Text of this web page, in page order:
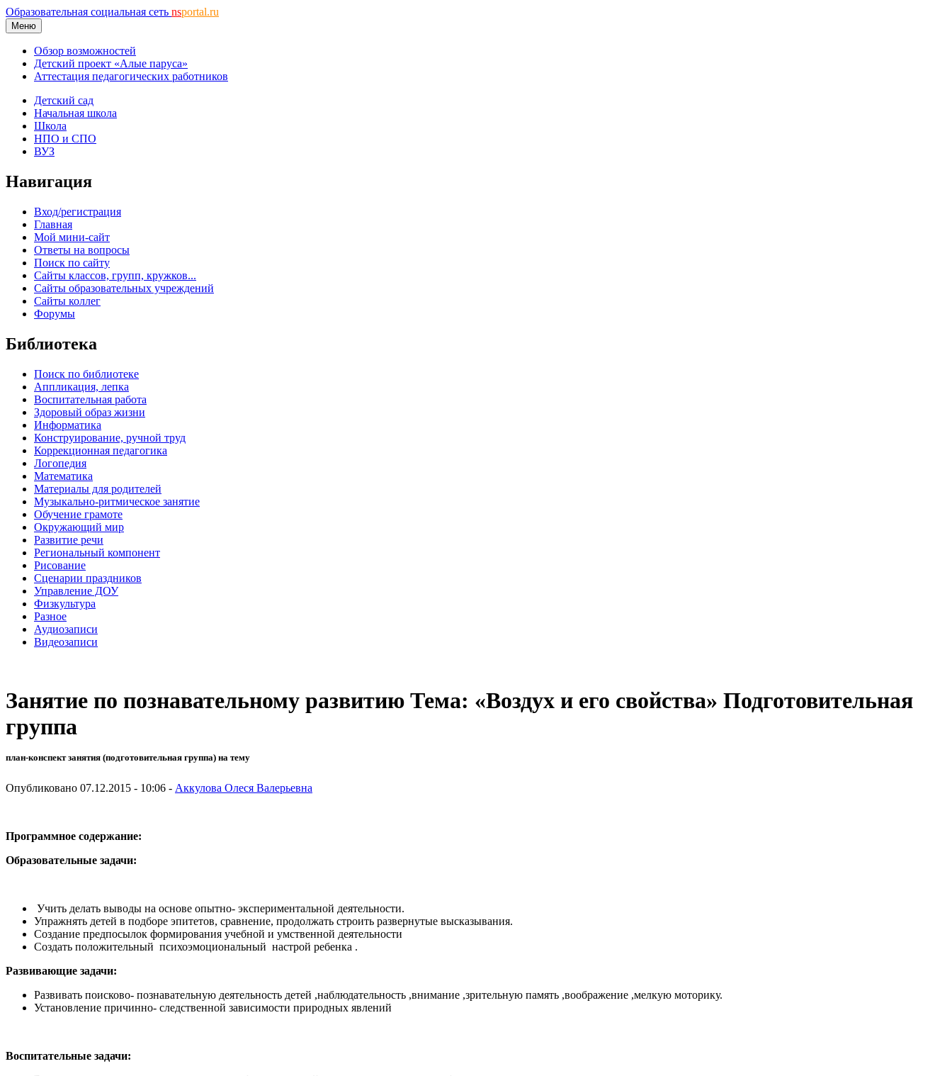
Образовательная социальная сеть nsportal.ru
Меню
Обзор возможностей
Детский проект «Алые паруса»
Аттестация педагогических работников
Детский сад
Начальная школа
Школа
НПО и СПО
ВУЗ
Навигация
Вход/регистрация
Главная
Мой мини-сайт
Ответы на вопросы
Поиск по сайту
Сайты классов, групп, кружков...
Сайты образовательных учреждений
Сайты коллег
Форумы
Библиотека
Поиск по библиотеке
Аппликация, лепка
Воспитательная работа
Здоровый образ жизни
Информатика
Конструирование, ручной труд
Коррекционная педагогика
Логопедия
Математика
Материалы для родителей
Музыкально-ритмическое занятие
Обучение грамоте
Окружающий мир
Развитие речи
Региональный компонент
Рисование
Сценарии праздников
Управление ДОУ
Физкультура
Разное
Аудиозаписи
Видеозаписи
Занятие по познавательному развитию Тема: «Воздух и его свойства» Подготовительная
группа
план-конспект занятия (подготовительная группа) на тему
Опубликовано 07.12.2015 - 10:06 - Аккулова Олеся Валерьевна
Программное содержание:
Образовательные задачи:
Учить делать выводы на основе опытно- экспериментальной деятельности.
Упражнять детей в подборе эпитетов, сравнение, продолжать строить развернутые высказывания.
Создание предпосылок формирования учебной и умственной деятельности
Создать положительный психоэмоциональный настрой ребенка .
Развивающие задачи:
Развивать поисково- познавательную деятельность детей ,наблюдательность ,внимание ,зрительную память ,воображение ,мелкую моторику.
Установление причинно- следственной зависимости природных явлений
Воспитательные задачи: